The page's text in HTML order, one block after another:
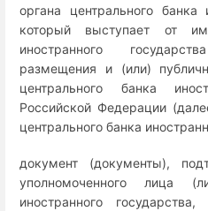
органа центрального банка
который выступает от
иностранного
размещения и (или)
центрального банка
Российской Федерации
центрального банка
документ (документы),
уполномоченного лица
иностранного